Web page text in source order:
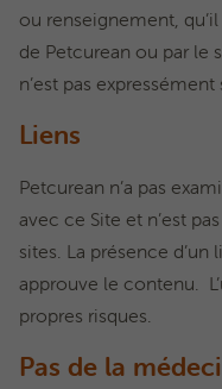
ou renseignement,
de Petcurean ou par le
n’est pas
Liens
Petcurean n’a pas
avec ce Site et n’est
sites. La présence d’un
approuve le contenu.
propres risques.
Pas de la